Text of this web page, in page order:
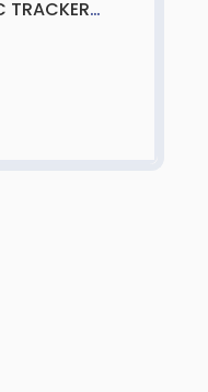
TRACKER